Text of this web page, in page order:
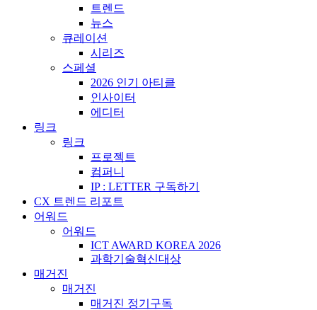
트렌드
뉴스
큐레이션
시리즈
스페셜
2026 인기 아티클
인사이터
에디터
링크
링크
프로젝트
컴퍼니
IP : LETTER 구독하기
CX 트렌드 리포트
어워드
어워드
ICT AWARD KOREA 2026
과학기술혁신대상
매거진
매거진
매거진 정기구독